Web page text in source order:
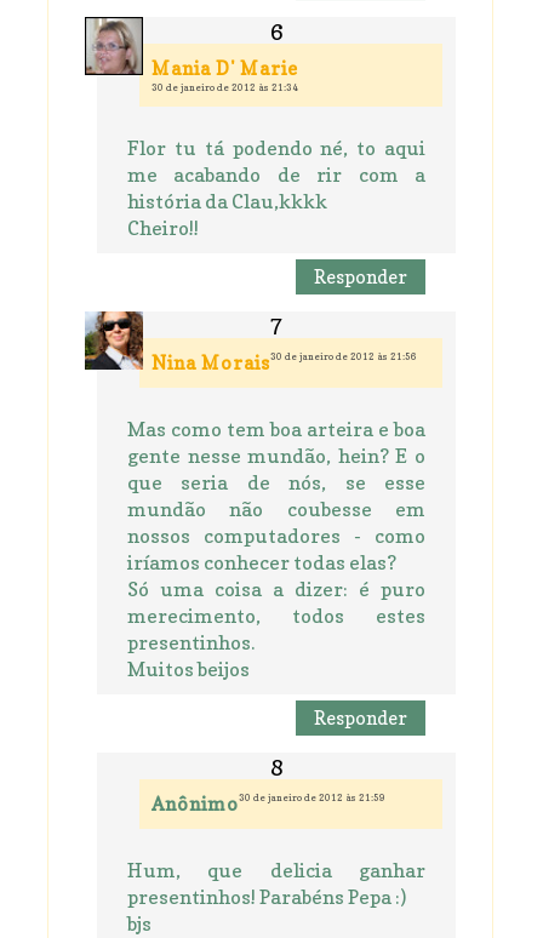
Mania D' Marie
30 de janeiro de 2012 às 21:34
Flor tu tá podendo né, to aqui
me acabando de rir com a
história da Clau,kkkk
Cheiro!!
Responder
Nina Morais30 de janeiro de 2012 às 21:56
Mas como tem boa arteira e boa
gente nesse mundão, hein? E o
que seria de nós, se esse
mundão não coubesse em
nossos computadores - como
iríamos conhecer todas elas?
Só uma coisa a dizer: é puro
merecimento, todos estes
presentinhos.
Muitos beijos
Responder
Anônimo30 de janeiro de 2012 às 21:59
Hum, que delicia ganhar
presentinhos! Parabéns Pepa :)
bjs